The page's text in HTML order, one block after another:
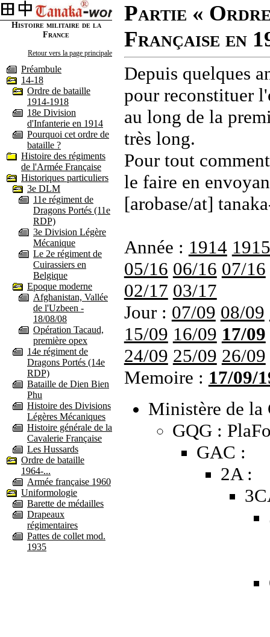
Histoire militaire de la
France
Retour vers la page principale
Préambule
14-18
Ordre de bataille
1914-1918
18e Division
d'Infanterie en 1914
Pourquoi cet ordre de
bataille ?
Histoire des régiments
de l'Armée Française
Historiques particuliers
3e DLM
11e régiment de
Dragons Portés (11e
RDP)
3e Division Légère
Mécanique
Le 2e régiment de
Cuirassiers en
Belgique
Epoque moderne
Afghanistan, Vallée
de l'Uzbeen -
18/08/08
Opération Tacaud,
première opex
14e régiment de
Dragons Portés (14e
RDP)
Bataille de Dien Bien
Phu
Histoire des Divisions
Légères Mécaniques
Histoire générale de la
Cavalerie Française
Les Hussards
Ordre de bataille
1964-...
Armée française 1960
Uniformologie
Barette de médailles
Drapeaux
régimentaires
Pattes de collet mod.
1935
Partie «
Française en
Depuis quelques
pour reconstituer
au long de la
très long.
Pour tout
le faire en
[arobase/at]
Année : 1914 1915
05/16 06/16 07/16
02/17 03/17
Jour : 07/09 08/09
15/09 16/09 17/09
24/09 25/09 26/09
Memoire : 17/09/
Ministère de la
GQG :
GAC :
2A :